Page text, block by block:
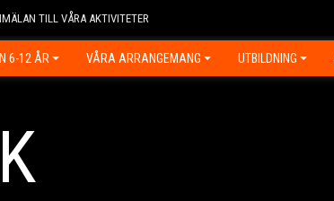
TILL VÅRA AKTIVITETER
6-12 ÅR VÅRA ARRANGEMANG UTBILDNING